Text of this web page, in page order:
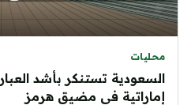
محليات
السعودية تستنكر بأشد
إماراتية في مضيق هرمز